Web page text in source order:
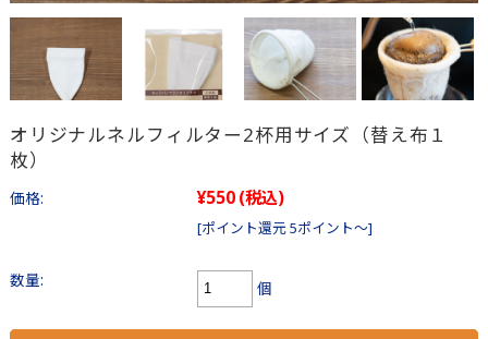
オリジナルネルフィルター2杯用サイズ（替え布１
枚）
価格: ¥550(税込)
[ポイント還元 5ポイント～]
数量: 個